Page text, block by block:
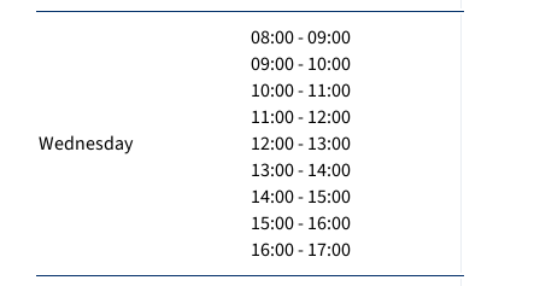
Wednesday
08:00 - 09:00
09:00 - 10:00
10:00 - 11:00
11:00 - 12:00
12:00 - 13:00
13:00 - 14:00
14:00 - 15:00
15:00 - 16:00
16:00 - 17:00